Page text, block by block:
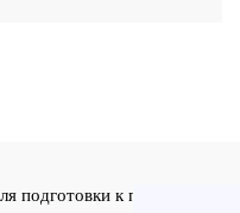
подготовки к первичной